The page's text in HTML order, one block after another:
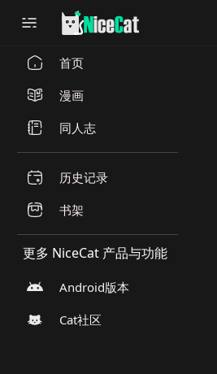
首页
漫画
同人志
历史记录
书架
更多 NiceCat 产品与功能
Android版本
Cat社区